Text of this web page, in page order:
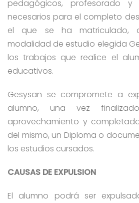
pedagógicos, profesorado
necesarios para el completo
el que se ha matriculado,
modalidad de estudio elegida
los trabajos que realice el
educativos.
Gesysan se compromete a
alumno, una vez
aprovechamiento y
del mismo, un Diploma o
los estudios cursados.
CAUSAS DE EXPULSION
El alumno podrá ser